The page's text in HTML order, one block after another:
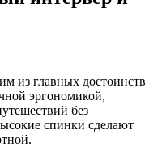
из главных достоинств
эргономикой,
без
спинки сделают